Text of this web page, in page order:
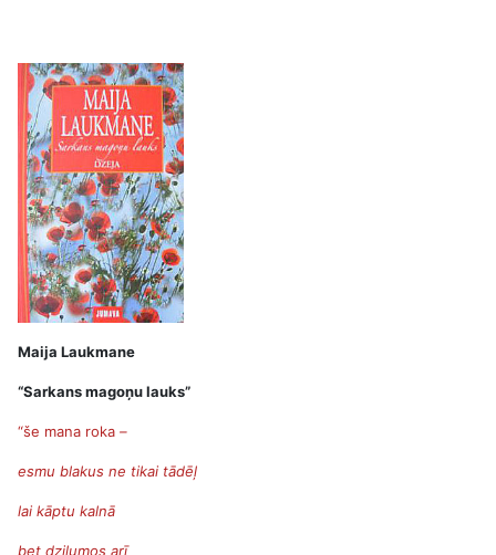
Maija Laukmane
“Sarkans magoņu lauks”
“še mana roka –
esmu blakus ne tikai tādēļ
lai kāptu kalnā
bet dziļumos arī